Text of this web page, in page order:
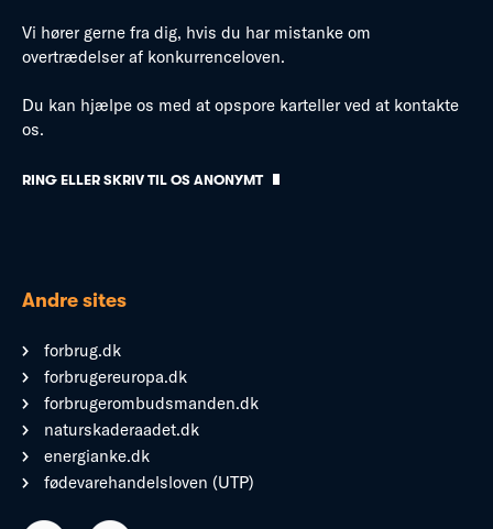
Vi hører gerne fra dig, hvis du har mistanke om
overtrædelser af konkurrenceloven.
Du kan hjælpe os med at opspore karteller ved at kontakte
os.
RING ELLER SKRIV TIL OS ANONYMT
Andre sites
forbrug.dk
forbrugereuropa.dk
forbrugerombudsmanden.dk
naturskaderaadet.dk
energianke.dk
fødevarehandelsloven (UTP)